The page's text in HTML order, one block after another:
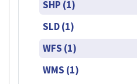
SHP (1)
SLD (1)
WFS (1)
WMS (1)